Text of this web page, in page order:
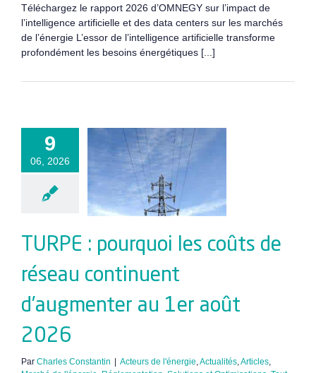
Téléchargez le rapport 2026 d’OMNEGY sur l’impact de
l’intelligence artificielle et des data centers sur les marchés
de l’énergie L’essor de l’intelligence artificielle transforme
profondément les besoins énergétiques [...]
9
06, 2026
les
de réseau
au
TURPE : pourquoi les coûts de
réseau continuent
d’augmenter au 1er août
2026
Par Charles Constantin | Acteurs de l'énergie,Actualités,Articles,